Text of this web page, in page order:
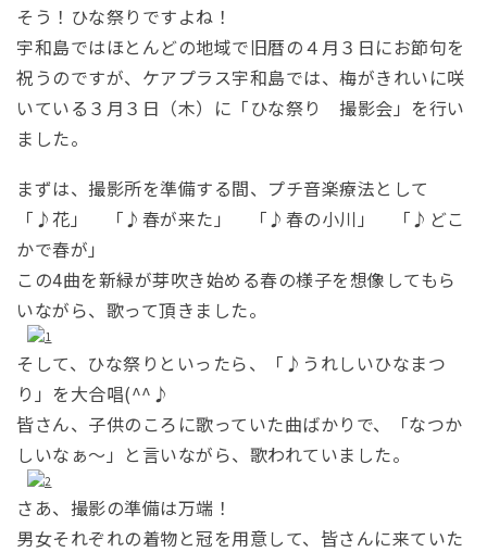
そう！ひな祭りですよね！
宇和島ではほとんどの地域で旧暦の４月３日にお節句を
祝うのですが、ケアプラス宇和島では、梅がきれいに咲
いている３月３日（木）に「ひな祭り 撮影会」を行い
ました。
まずは、撮影所を準備する間、プチ音楽療法として
「♪花」 「♪春が来た」 「♪春の小川」 「♪どこ
かで春が」
この4曲を新緑が芽吹き始める春の様子を想像してもら
いながら、歌って頂きました。
そして、ひな祭りといったら、「♪うれしいひなまつ
り」を大合唱(^^♪
皆さん、子供のころに歌っていた曲ばかりで、「なつか
しいなぁ～」と言いながら、歌われていました。
さあ、撮影の準備は万端！
男女それぞれの着物と冠を用意して、皆さんに来ていた